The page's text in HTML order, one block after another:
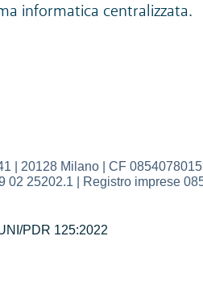
informatica centralizzata.
| 20128 Milano | CF
25202.1 | Registro imprese
PDR 125:2022